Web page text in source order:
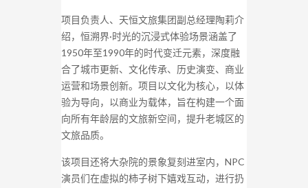
项目负责人、天恒文旅集团副总经理陶莉介
绍，恒溯界·时光的沉浸式体验场景涵盖了
1950年至1990年的时代变迁元素，深度融
合了城市更新、文化传承、历史演变、商业
运营和场景创新。项目以文化为核心，以体
验为导向，以商业为载体，旨在构建一个面
向所有年龄层的文旅新空间，提升老城区的
文旅品质。
该项目还将大杂院的景象复刻进室内，NPC
演员们在虚拟的柿子树下嬉戏互动，进行扔